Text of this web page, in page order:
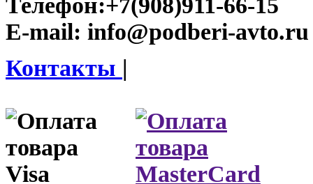
Телефон:+7(908)911-66-15
E-mail: info@podberi-avto.ru
Контакты |